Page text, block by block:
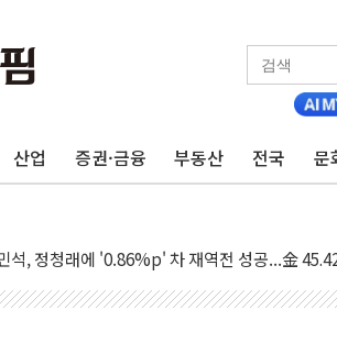
산업 증권·금융 부동산 전국 문
예산 40억 긴급 투입…고수온 양식장 복구·지
석, 정청래에 '0.86%p' 차 재역전 성공...金
설회 나선 송영길·정청래·김민석 당대표 후보